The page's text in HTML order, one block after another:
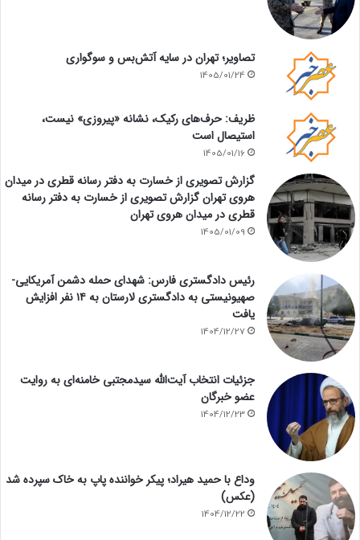
تصاویر؛ تهران در سایه آتش‌بس و سوگواری
1405/01/24
ظریف: حرف‌های رکیک، نشانه «پیروزی» نیست،
استیصال است
1405/01/16
گزارش تصویری از خسارت به دفتر رسانه قطری در میدان
هروی تهران گزارش تصویری از خسارت به دفتر رسانه
قطری در میدان هروی تهران
1405/01/09
رئیس دادگستری فارس: شهدای حمله دشمن آمریکایی-
صهیونیستی به دادگستری لارستان به ۱۴ نفر افزایش
یافت
1404/12/27
جزئیات انتخاب آیت‌الله سیدمجتبی خامنه‌ای به روایت
عضو خبرگان
1404/12/23
وداع با حمید هیراد؛ پیکر خواننده پاپ به خاک سپرده شد
(عکس)
1404/12/22